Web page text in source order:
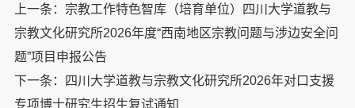
上一条： 宗教工作特色智库（培育单位）四川大学道教与
宗教文化研究所2026年度“西南地区宗教问题与涉边安全问
题”项目申报公告
下一条：
四川大学道教与宗教文化研究所2026年对口支援
专项博士研究生招生复试通知